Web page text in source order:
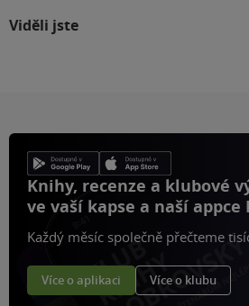
Viděli jste
Knihy, recenze a klubové
ve vaší kapse a naší appce
Každý měsíc společně přečteme
Více o aplikaci Více o klubu